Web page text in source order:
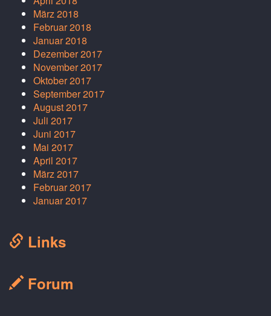
März 2018
Februar 2018
Januar 2018
Dezember 2017
November 2017
Oktober 2017
September 2017
August 2017
Juli 2017
Juni 2017
Mai 2017
April 2017
März 2017
Februar 2017
Januar 2017
Links
Forum